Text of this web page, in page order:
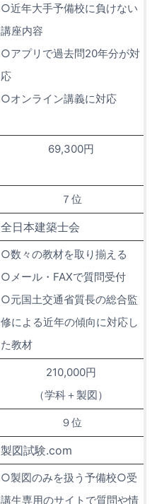
○近年大手予備校に負けない
講座内容
○アプリで過去問20年分が対
応
○オンライン講義に対応
69,300円
７位
全日本建築士会
○数々の教材を取り揃える
○メール・FAXで質問受付
○元国土交通省質長の総合監
修による近年の傾向に対応し
た教材
210,000円
（学科＋製図）
９位
製図試験.com
○製図のみを扱う予備校○受
講生専用のサイトで質問や情